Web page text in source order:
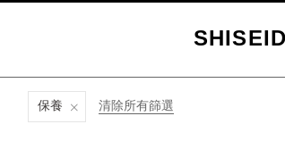
保養 清除所有篩選